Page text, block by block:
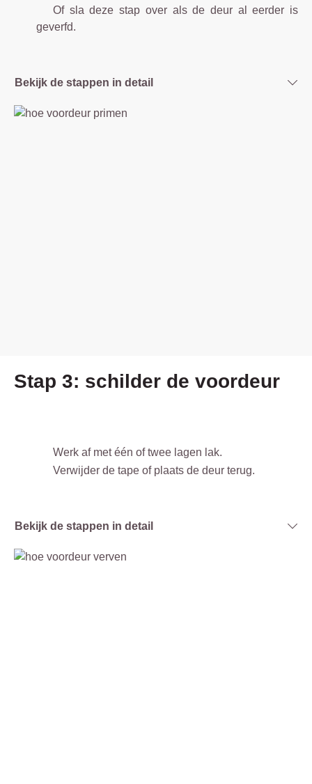
Of sla deze stap over als de deur al eerder is
geverfd.
Bekijk de stappen in detail
Stap 3: schilder de voordeur
Werk af met één of twee lagen lak.
Verwijder de tape of plaats de deur terug.
Bekijk de stappen in detail